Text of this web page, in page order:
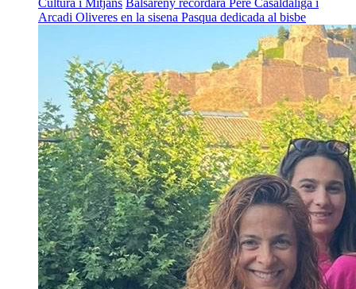
Cultura i Mitjans Balsareny recordarà Pere Casaldàliga i
Arcadi Oliveres en la sisena Pasqua dedicada al bisbe